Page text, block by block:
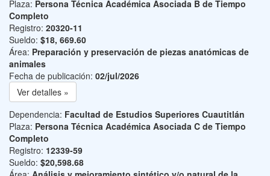
Plaza: Persona Técnica Académica Asociada B de Tiempo
Completo
Registro: 20320-11
Sueldo: $18, 669.60
Área: Preparación y preservación de piezas anatómicas de
animales
Fecha de publicación: 02/jul/2026
Ver detalles »
Dependencia: Facultad de Estudios Superiores Cuautitlán
Plaza: Persona Técnica Académica Asociada C de Tiempo
Completo
Registro: 12339-59
Sueldo: $20,598.68